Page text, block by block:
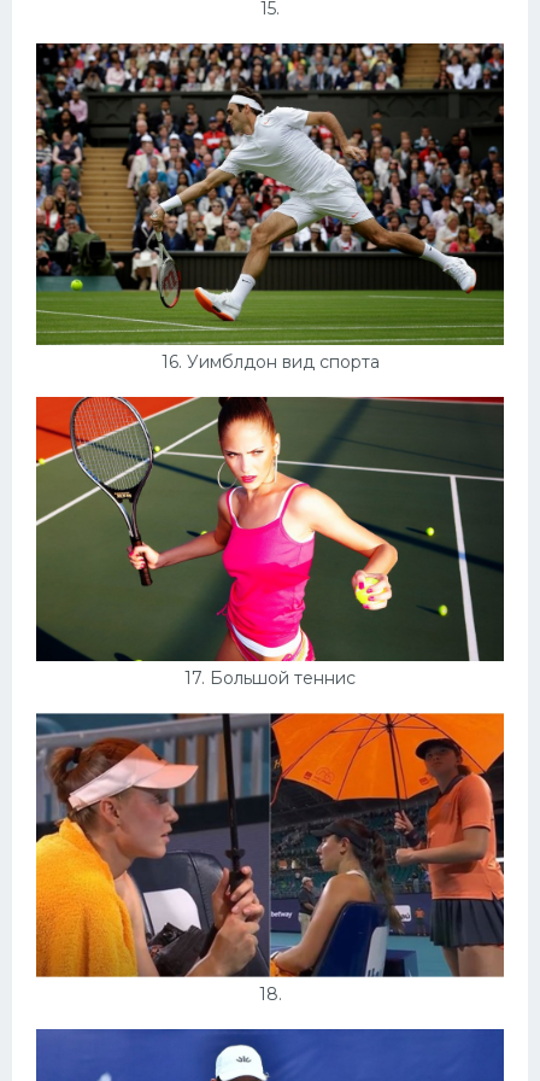
15.
16. Уимблдон вид спорта
17. Большой теннис
18.